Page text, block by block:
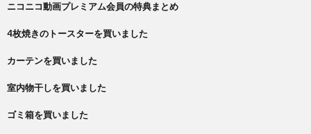
ニコニコ動画プレミアム会員の特典まとめ
4枚焼きのトースターを買いました
カーテンを買いました
室内物干しを買いました
ゴミ箱を買いました